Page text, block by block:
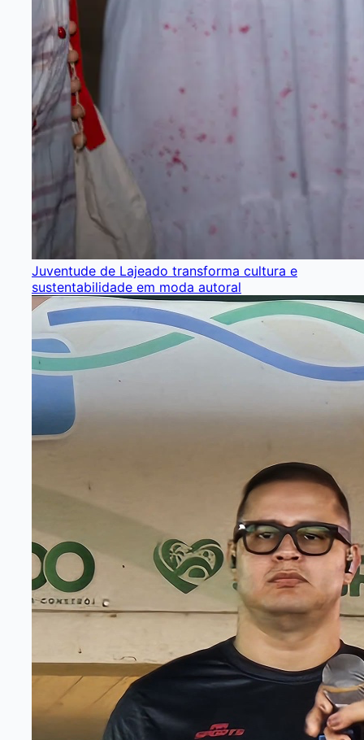
Juventude de Lajeado transforma cultura e
sustentabilidade em moda autoral